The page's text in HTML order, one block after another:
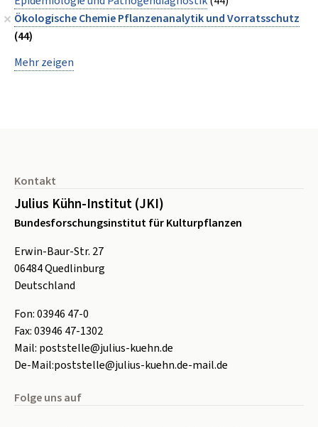
Ökologische Chemie Pflanzenanalytik und Vorratsschutz
(44)
Mehr zeigen
Kontakt
Julius Kühn-Institut (JKI)
Bundesforschungsinstitut für Kulturpflanzen
Erwin-Baur-Str. 27
06484Quedlinburg
Deutschland
Fon:03946 47-0
Fax:03946 47-1302
Mail: poststelle@julius-kuehn.de
De-Mail:poststelle@julius-kuehn.de-mail.de
Folge uns auf